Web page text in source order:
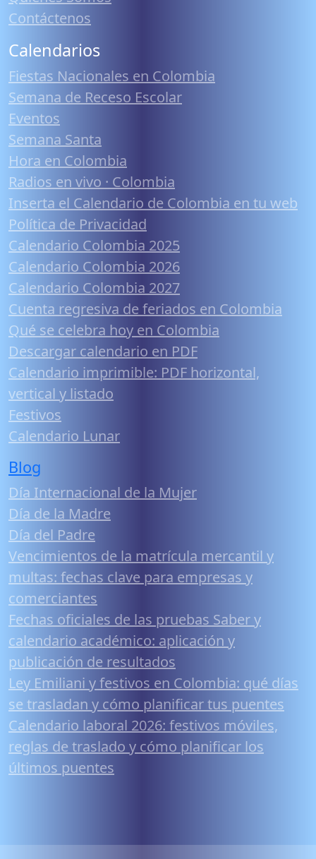
Contáctenos
Calendarios
Fiestas Nacionales en Colombia
Semana de Receso Escolar
Eventos
Semana Santa
Hora en Colombia
Radios en vivo · Colombia
Inserta el Calendario de Colombia en tu web
Política de Privacidad
Calendario Colombia 2025
Calendario Colombia 2026
Calendario Colombia 2027
Cuenta regresiva de feriados en Colombia
Qué se celebra hoy en Colombia
Descargar calendario en PDF
Calendario imprimible: PDF horizontal,
vertical y listado
Festivos
Calendario Lunar
Blog
Día Internacional de la Mujer
Día de la Madre
Día del Padre
Vencimientos de la matrícula mercantil y
multas: fechas clave para empresas y
comerciantes
Fechas oficiales de las pruebas Saber y
calendario académico: aplicación y
publicación de resultados
Ley Emiliani y festivos en Colombia: qué días
se trasladan y cómo planificar tus puentes
Calendario laboral 2026: festivos móviles,
reglas de traslado y cómo planificar los
últimos puentes